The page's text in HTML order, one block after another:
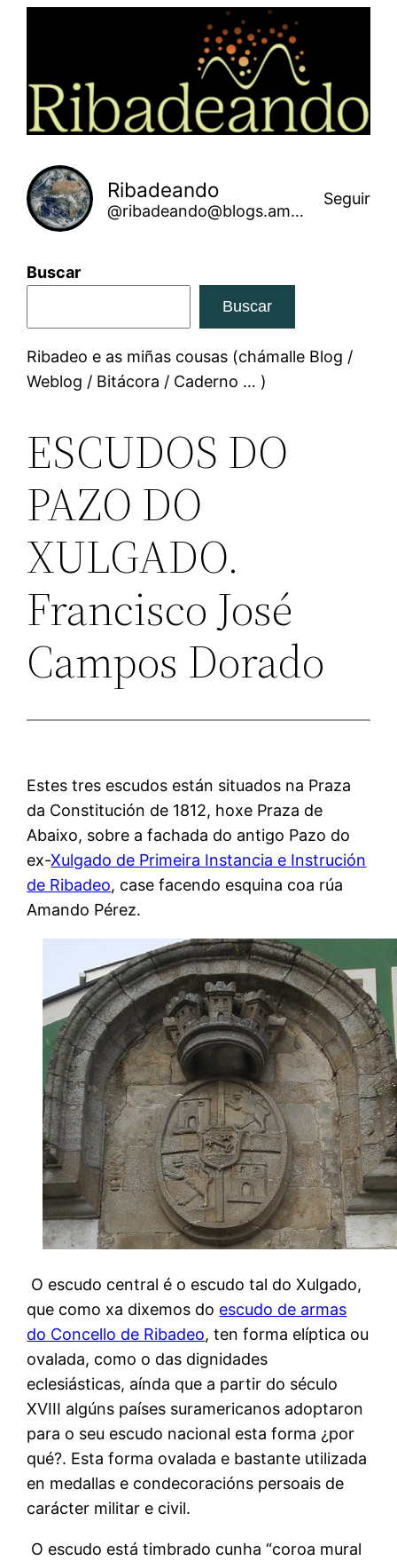
Ribadeando
@ribadeando@blogs.amarinha.gal
Seguir
Buscar
Buscar
Ribadeo e as miñas cousas (chámalle Blog /
Weblog / Bitácora / Caderno … )
ESCUDOS DO
PAZO DO
XULGADO.
Francisco José
Campos Dorado
Estes tres escudos están situados na Praza
da Constitución de 1812, hoxe Praza de
Abaixo, sobre a fachada do antigo Pazo do
ex-Xulgado de Primeira Instancia e Instrución
de Ribadeo, case facendo esquina coa rúa
Amando Pérez.
O escudo central é o escudo tal do Xulgado,
que como xa dixemos do escudo de armas
do Concello de Ribadeo, ten forma elíptica ou
ovalada, como o das dignidades
eclesiásticas, aínda que a partir do século
XVIII algúns países suramericanos adoptaron
para o seu escudo nacional esta forma ¿por
qué?. Esta forma ovalada e bastante utilizada
en medallas e condecoracións persoais de
carácter militar e civil.
O escudo está timbrado cunha “coroa mural